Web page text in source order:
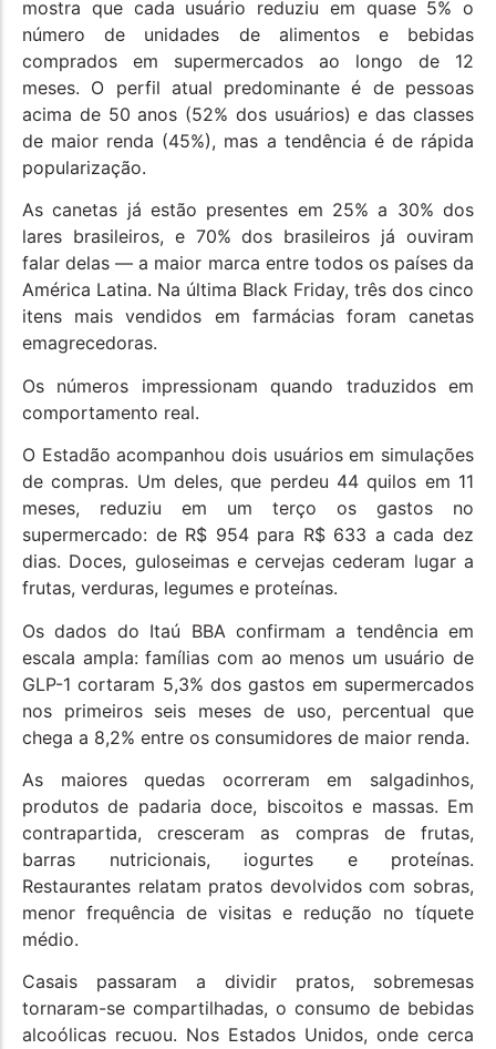
mostra que cada usuário reduziu em quase 5% o
número de unidades de alimentos e bebidas
comprados em supermercados ao longo de 12
meses. O perfil atual predominante é de pessoas
acima de 50 anos (52% dos usuários) e das classes
de maior renda (45%), mas a tendência é de rápida
popularização.
As canetas já estão presentes em 25% a 30% dos
lares brasileiros, e 70% dos brasileiros já ouviram
falar delas — a maior marca entre todos os países da
América Latina. Na última Black Friday, três dos cinco
itens mais vendidos em farmácias foram canetas
emagrecedoras.
Os números impressionam quando traduzidos em
comportamento real.
O Estadão acompanhou dois usuários em simulações
de compras. Um deles, que perdeu 44 quilos em 11
meses, reduziu em um terço os gastos no
supermercado: de R$ 954 para R$ 633 a cada dez
dias. Doces, guloseimas e cervejas cederam lugar a
frutas, verduras, legumes e proteínas.
Os dados do Itaú BBA confirmam a tendência em
escala ampla: famílias com ao menos um usuário de
GLP-1 cortaram 5,3% dos gastos em supermercados
nos primeiros seis meses de uso, percentual que
chega a 8,2% entre os consumidores de maior renda.
As maiores quedas ocorreram em salgadinhos,
produtos de padaria doce, biscoitos e massas. Em
contrapartida, cresceram as compras de frutas,
barras nutricionais, iogurtes e proteínas.
Restaurantes relatam pratos devolvidos com sobras,
menor frequência de visitas e redução no tíquete
médio.
Casais passaram a dividir pratos, sobremesas
tornaram-se compartilhadas, o consumo de bebidas
alcoólicas recuou. Nos Estados Unidos, onde cerca